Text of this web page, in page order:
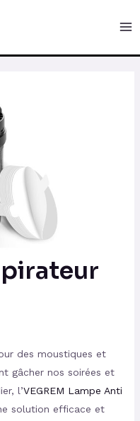
des moustiques et
gâcher nos soirées et
l’VEGREM Lampe Anti
solution efficace et